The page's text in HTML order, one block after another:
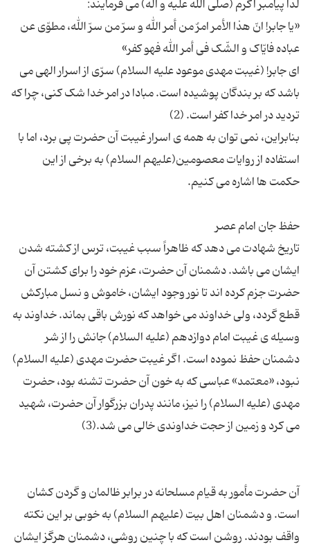
«یا جابر! انّ هذا الأمر امرٌ من أمر الله و سرّ من سرّ الله، مطوّی عن
ای جابر! (غیبت مهدی موعود علیه السلام) سرّی از اسرار الهی می
باشد که بر بندگان پوشیده است. مبادا در امر خدا شک کنی، چرا که
بنابراین، نمی توان به همه ی اسرار غیبت آن حضرت پی برد، اما با
استفاده از روایات معصومین(علیهم السلام) به برخی از این
تاریخ شهادت می دهد که ظاهراً سبب غیبت، ترس از کشته شدن
ایشان می باشد. دشمنان آن حضرت، عزم خود را برای کشتن آن
حضرت جزم کرده اند تا نور وجود ایشان، خاموش و نسل مبارکش
قطع گردد، ولی خداوند می خواهد که نورش باقی بماند. خداوند به
وسیله ی غیبت امام دوازدهم (علیه السلام) جانش را از شر
دشمنان حفظ نموده است. اگر غیبت حضرت مهدی (علیه السلام)
نبود، «معتمد» عباسی که به خون آن حضرت تشنه بود، حضرت
مهدی (علیه السلام) را نیز، مانند پدران بزرگوار آن حضرت، شهید
آن حضرت مأمور به قیام مسلحانه در برابر ظالمان و گردن کشان
است. و دشمنان اهل بیت (علیهم السلام) به خوبی بر این نکته
واقف بودند. روشن است که با چنین روشی، دشمنان هرگز ایشان